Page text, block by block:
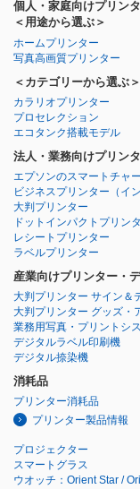
個人・家庭向けプリン
＜用途から選ぶ＞
ホームプリンター
写真高画質プリンター
＜カテゴリーから選ぶ＞
カラリオプリンター
プロセレクション
エコタンク搭載モデル
法人・業務向けプリン
エプソンのスマートチャ
ビジネスプリンター （イ
大判プリンター
ドットインパクトプリン
レシートプリンター
ラベルプリンター
産業向けプリンター・
大判プリンター サイン＆
大判プリンター グッズ・
業務用写真・プリントシ
デジタルラベル印刷機
デジタル捺染機
消耗品
プリンター消耗品
プリンター製品情報
プロジェクター
スマートグラス
ウオッチ：Orient Star /